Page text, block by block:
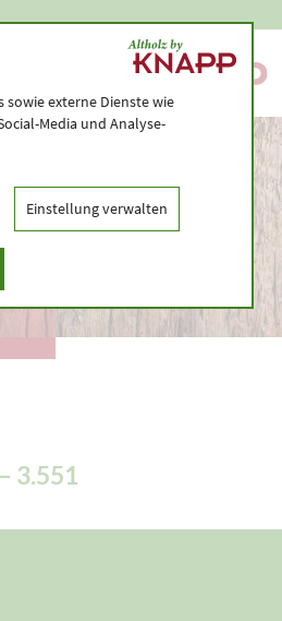
3.551
sowie externe Dienste wie
Media und Analyse-
Einstellung verwalten